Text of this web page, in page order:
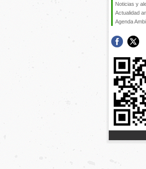
Noticias y
Actualidad
Agenda